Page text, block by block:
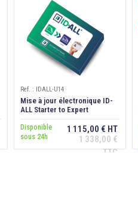
Ref. : IDALL-U14
Mise à jour électronique ID-
ALL Starter to Expert
Disponible
sous 24h
1 115,00 € HT
1 338,00 €
TTC
Ajouter au